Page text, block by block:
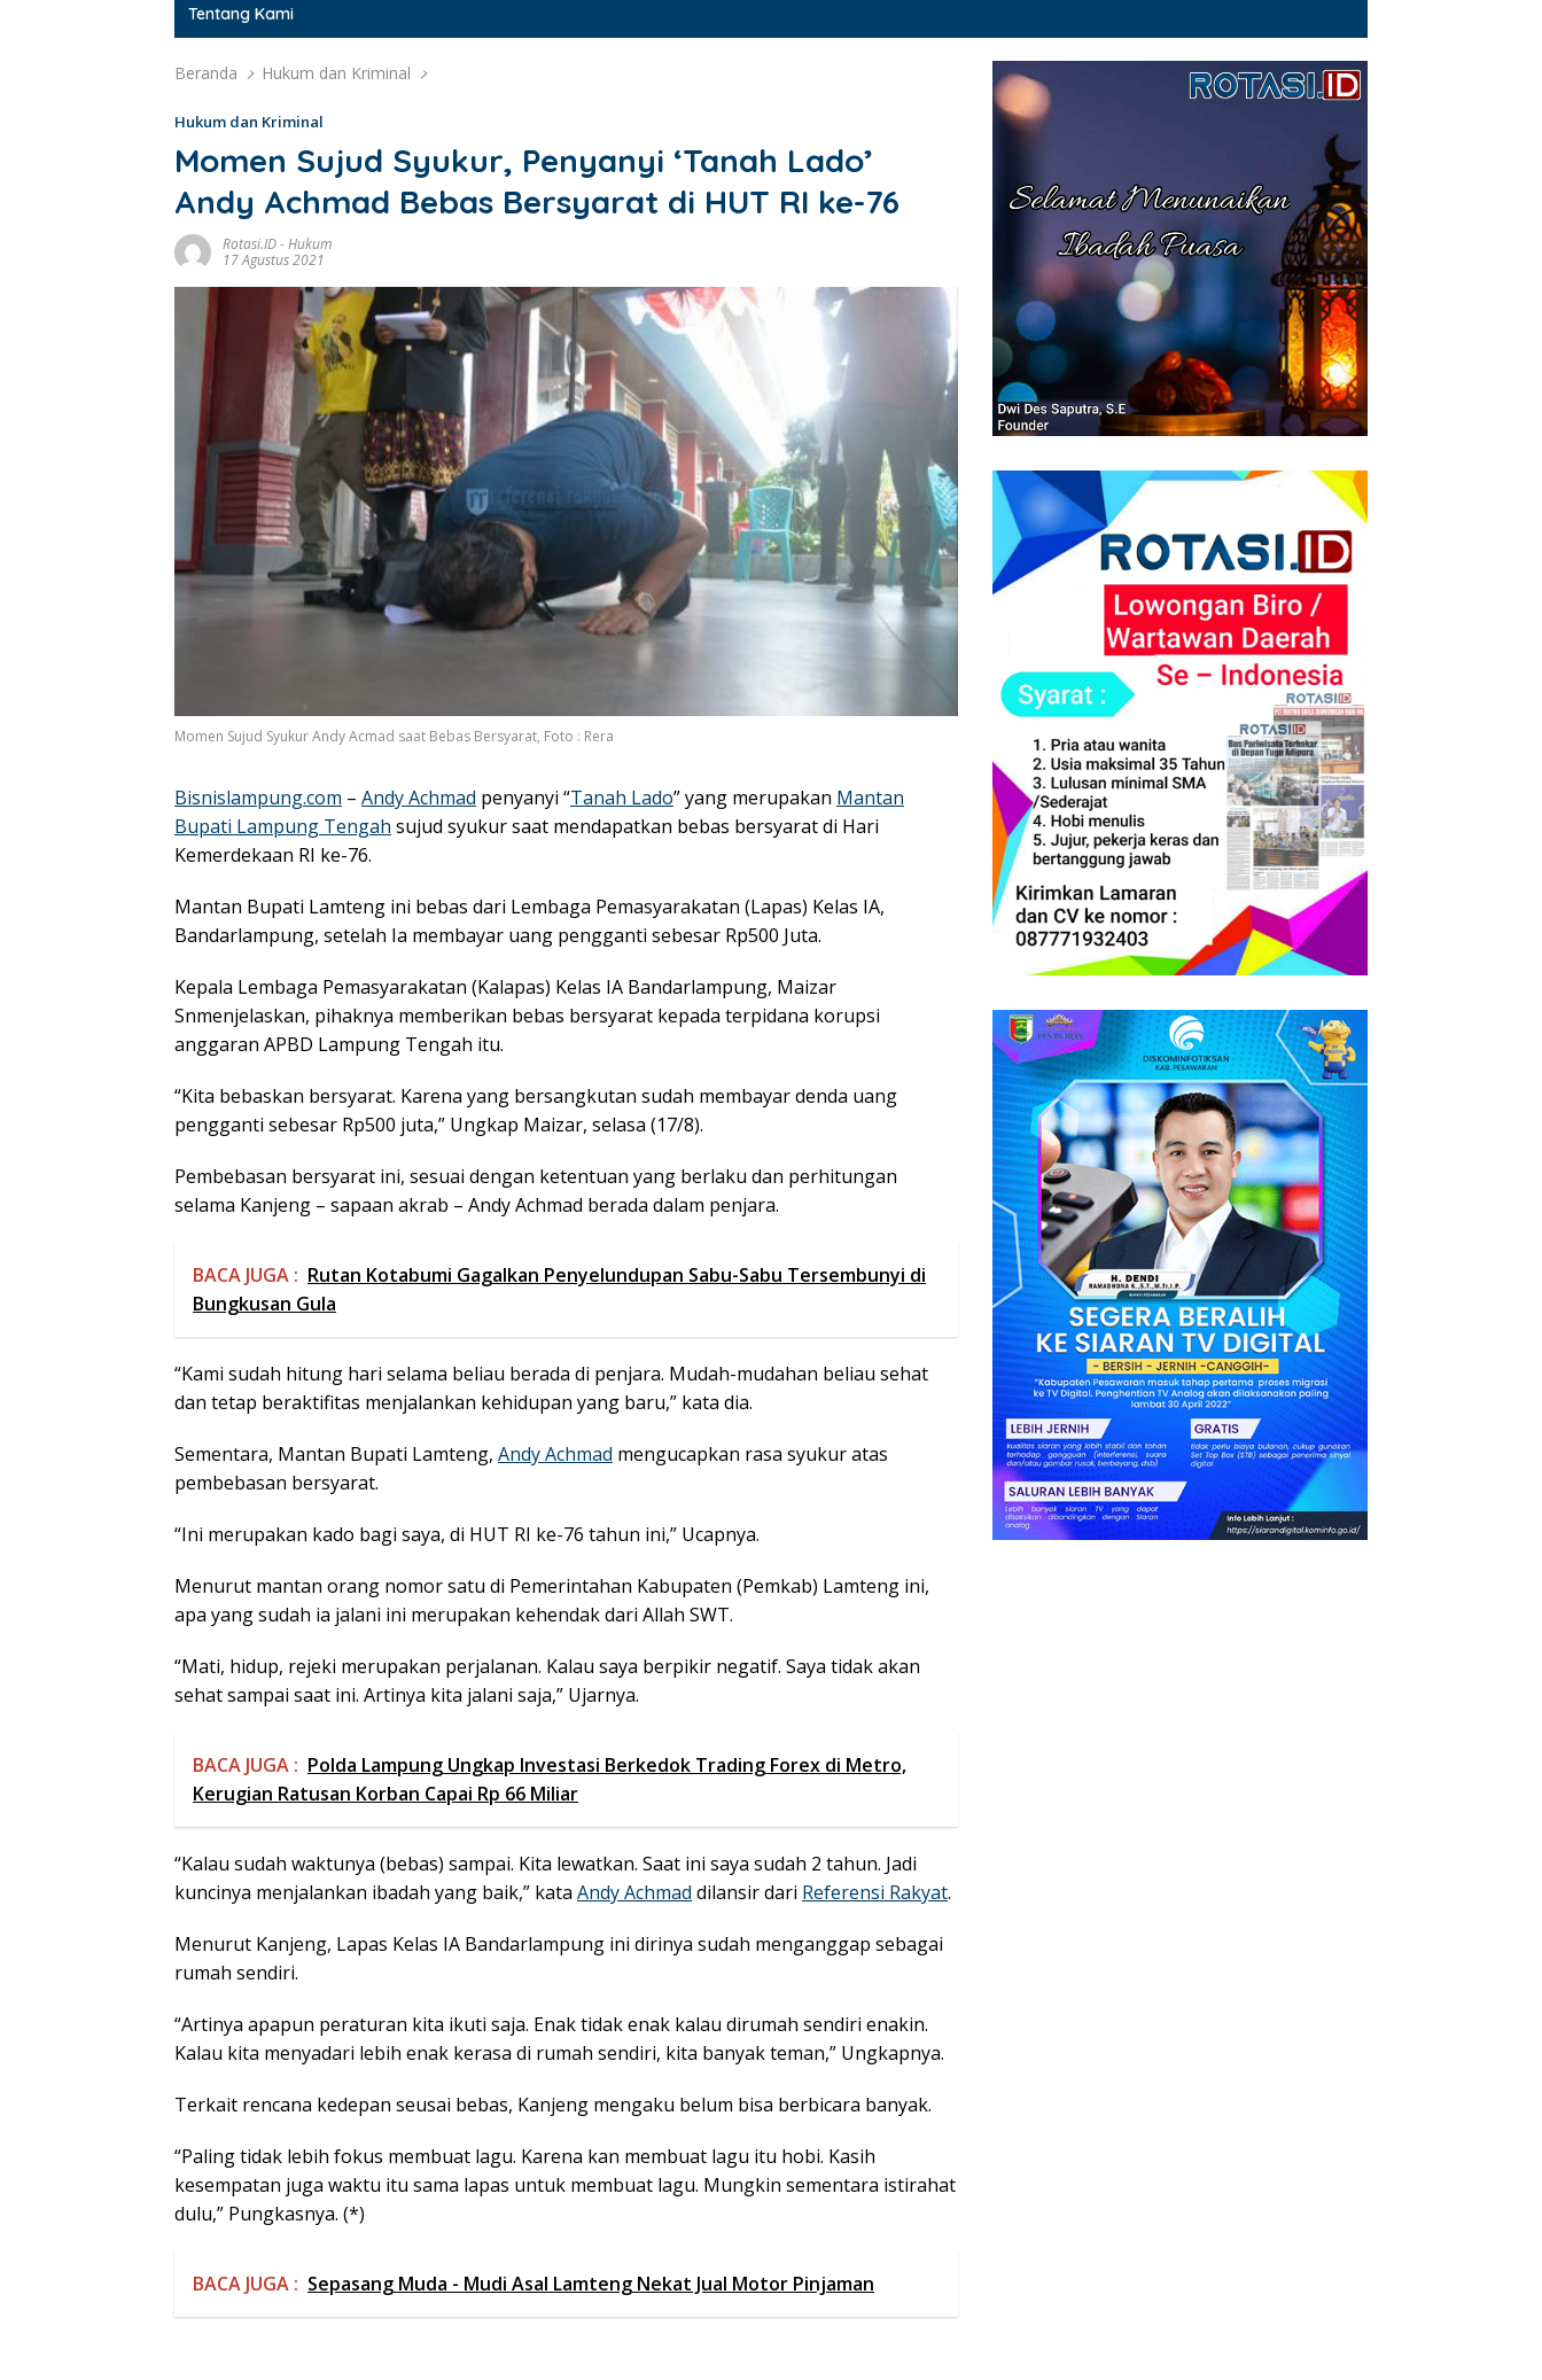
Tentang Kami
Beranda Hukum dan Kriminal
Hukum dan Kriminal
Momen Sujud Syukur, Penyanyi ‘Tanah Lado’
Andy Achmad Bebas Bersyarat di HUT RI ke-76
Rotasi.ID-Hukum
17 Agustus 2021
Momen Sujud Syukur Andy Acmad saat Bebas Bersyarat, Foto : Rera
Bisnislampung.com – Andy Achmad penyanyi “Tanah Lado” yang merupakan Mantan
Bupati Lampung Tengah sujud syukur saat mendapatkan bebas bersyarat di Hari
Kemerdekaan RI ke-76.
Mantan Bupati Lamteng ini bebas dari Lembaga Pemasyarakatan (Lapas) Kelas IA,
Bandarlampung, setelah Ia membayar uang pengganti sebesar Rp500 Juta.
Kepala Lembaga Pemasyarakatan (Kalapas) Kelas IA Bandarlampung, Maizar
Snmenjelaskan, pihaknya memberikan bebas bersyarat kepada terpidana korupsi
anggaran APBD Lampung Tengah itu.
“Kita bebaskan bersyarat. Karena yang bersangkutan sudah membayar denda uang
pengganti sebesar Rp500 juta,” Ungkap Maizar, selasa (17/8).
Pembebasan bersyarat ini, sesuai dengan ketentuan yang berlaku dan perhitungan
selama Kanjeng – sapaan akrab – Andy Achmad berada dalam penjara.
BACA JUGA : Rutan Kotabumi Gagalkan Penyelundupan Sabu-Sabu Tersembunyi di
Bungkusan Gula
“Kami sudah hitung hari selama beliau berada di penjara. Mudah-mudahan beliau sehat
dan tetap beraktifitas menjalankan kehidupan yang baru,” kata dia.
Sementara, Mantan Bupati Lamteng, Andy Achmad mengucapkan rasa syukur atas
pembebasan bersyarat.
“Ini merupakan kado bagi saya, di HUT RI ke-76 tahun ini,” Ucapnya.
Menurut mantan orang nomor satu di Pemerintahan Kabupaten (Pemkab) Lamteng ini,
apa yang sudah ia jalani ini merupakan kehendak dari Allah SWT.
“Mati, hidup, rejeki merupakan perjalanan. Kalau saya berpikir negatif. Saya tidak akan
sehat sampai saat ini. Artinya kita jalani saja,” Ujarnya.
BACA JUGA : Polda Lampung Ungkap Investasi Berkedok Trading Forex di Metro,
Kerugian Ratusan Korban Capai Rp 66 Miliar
“Kalau sudah waktunya (bebas) sampai. Kita lewatkan. Saat ini saya sudah 2 tahun. Jadi
kuncinya menjalankan ibadah yang baik,” kata Andy Achmad dilansir dari Referensi Rakyat.
Menurut Kanjeng, Lapas Kelas IA Bandarlampung ini dirinya sudah menganggap sebagai
rumah sendiri.
“Artinya apapun peraturan kita ikuti saja. Enak tidak enak kalau dirumah sendiri enakin.
Kalau kita menyadari lebih enak kerasa di rumah sendiri, kita banyak teman,” Ungkapnya.
Terkait rencana kedepan seusai bebas, Kanjeng mengaku belum bisa berbicara banyak.
“Paling tidak lebih fokus membuat lagu. Karena kan membuat lagu itu hobi. Kasih
kesempatan juga waktu itu sama lapas untuk membuat lagu. Mungkin sementara istirahat
dulu,” Pungkasnya. (*)
BACA JUGA : Sepasang Muda - Mudi Asal Lamteng Nekat Jual Motor Pinjaman